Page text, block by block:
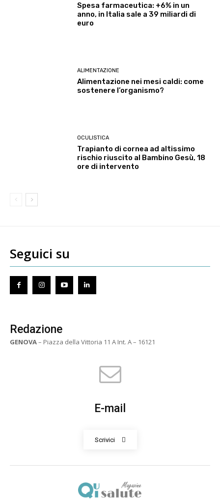
Spesa farmaceutica: +6% in un
anno, in Italia sale a 39 miliardi di
euro
ALIMENTAZIONE
Alimentazione nei mesi caldi: come
sostenere l’organismo?
OCULISTICA
Trapianto di cornea ad altissimo
rischio riuscito al Bambino Gesù, 18
ore di intervento
Seguici su
Redazione
GENOVA– Piazza della Vittoria 11 A Int. A – 16121
E-mail
Scrivici